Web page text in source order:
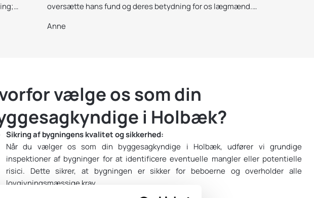
oversætte hans fund og deres betydning for os lægmænd.
og vi rækker gladeligt ud til Total Byggerådgivning en anden
Anne
vælge os som din
i Holbæk?
Sikring af bygningens kvalitet og sikkerhed:
Når du vælger os som din byggesagkyndige i Holbæk, udfører vi grundige
inspektioner af bygninger for at identificere eventuelle mangler eller potentielle
risici. Dette sikrer, at bygningen er sikker for beboerne og overholder alle
lovgivningsmæssige krav.